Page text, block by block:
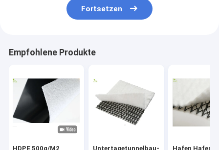
Fortsetzen
Empfohlene Produkte
HDPE 500g/M2 Untertagetunnelbau- Hafen